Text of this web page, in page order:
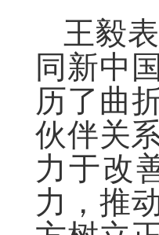
王毅
同新中
历了曲
伙伴关
力于改
力，推